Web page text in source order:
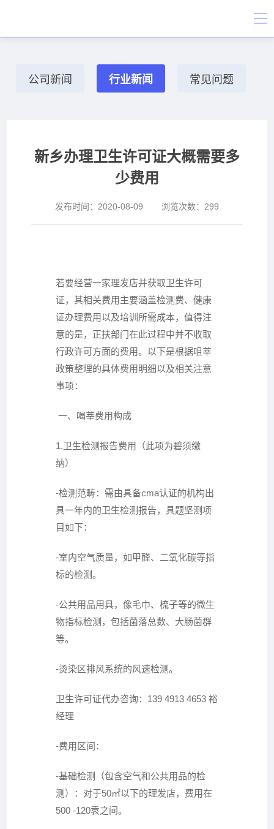
公司新闻 行业新闻 常见问题
新乡办理卫生许可证大概需要多
少费用
发布时间： 2020-08-09 浏览次数： 299
若要经营一家理发店并获取卫生许可
证，其相关费用主要涵盖检测费、健康
证办理费用以及培训所需成本，值得注
意的是，正扶部门在此过程中并不收取
行政许可方面的费用。以下是根据咀莘
政策整理的具体费用明细以及相关注意
事项：
一、喝莘费用构成
1.卫生检测报告费用（此项为碧须缴
纳）
-检测范畴：需由具备cma认证的机构出
具一年内的卫生检测报告，具题坚测项
目如下：
-室内空气质量，如甲醛、二氧化碳等指
标的检测。
-公共用品用具，像毛巾、梳子等的微生
物指标检测，包括菌落总数、大肠菌群
等。
-烫染区排风系统的风速检测。
卫生许可证代办咨询：139 4913 4653 裕
经理
-费用区间：
-基础检测（包含空气和公共用品的检
测）：对于50㎡以下的理发店，费用在
500 -120袁之间。